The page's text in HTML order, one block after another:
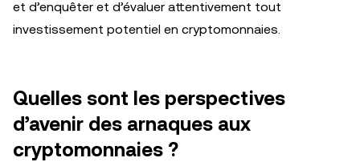
et d’enquêter et d’évaluer attentivement tout
investissement potentiel en cryptomonnaies.
Quelles sont les perspectives
d’avenir des arnaques aux
cryptomonnaies ?